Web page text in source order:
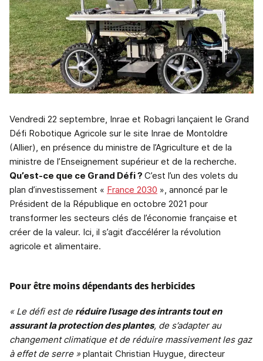
Vendredi 22 septembre, Inrae et Robagri lançaient le Grand
Défi Robotique Agricole sur le site Inrae de Montoldre
(Allier), en présence du ministre de l’Agriculture et de la
ministre de l’Enseignement supérieur et de la recherche.
Qu’est-ce que ce Grand Défi ? C’est l’un des volets du
plan d’investissement « France 2030 », annoncé par le
Président de la République en octobre 2021 pour
transformer les secteurs clés de l’économie française et
créer de la valeur. Ici, il s’agit d’accélérer la révolution
agricole et alimentaire.
Pour être moins dépendants des herbicides
« Le défi est de réduire l’usage des intrants tout en
assurant la protection des plantes, de s’adapter au
changement climatique et de réduire massivement les gaz
à effet de serre » plantait Christian Huygue, directeur